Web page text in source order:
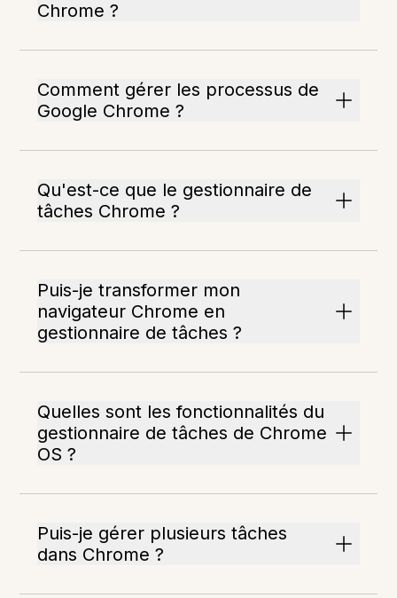
Chrome ?
Comment gérer les processus de
Google Chrome ?
Qu'est-ce que le gestionnaire de
tâches Chrome ?
Puis-je transformer mon
navigateur Chrome en
gestionnaire de tâches ?
Quelles sont les fonctionnalités du
gestionnaire de tâches de Chrome
OS ?
Puis-je gérer plusieurs tâches
dans Chrome ?